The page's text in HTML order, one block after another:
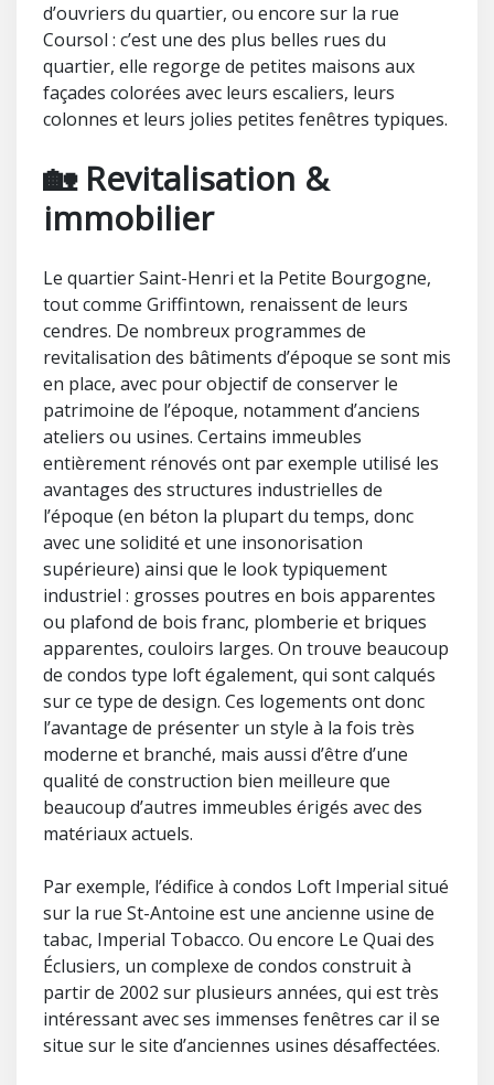
d’ouvriers du quartier, ou encore sur la rue
Coursol : c’est une des plus belles rues du
quartier, elle regorge de petites maisons aux
façades colorées avec leurs escaliers, leurs
colonnes et leurs jolies petites fenêtres typiques.
🏡 Revitalisation &
immobilier
Le quartier Saint-Henri et la Petite Bourgogne,
tout comme Griffintown, renaissent de leurs
cendres. De nombreux programmes de
revitalisation des bâtiments d’époque se sont mis
en place, avec pour objectif de conserver le
patrimoine de l’époque, notamment d’anciens
ateliers ou usines. Certains immeubles
entièrement rénovés ont par exemple utilisé les
avantages des structures industrielles de
l’époque (en béton la plupart du temps, donc
avec une solidité et une insonorisation
supérieure) ainsi que le look typiquement
industriel : grosses poutres en bois apparentes
ou plafond de bois franc, plomberie et briques
apparentes, couloirs larges. On trouve beaucoup
de condos type loft également, qui sont calqués
sur ce type de design. Ces logements ont donc
l’avantage de présenter un style à la fois très
moderne et branché, mais aussi d’être d’une
qualité de construction bien meilleure que
beaucoup d’autres immeubles érigés avec des
matériaux actuels.
Par exemple, l’édifice à condos Loft Imperial situé
sur la rue St-Antoine est une ancienne usine de
tabac, Imperial Tobacco. Ou encore Le Quai des
Éclusiers, un complexe de condos construit à
partir de 2002 sur plusieurs années, qui est très
intéressant avec ses immenses fenêtres car il se
situe sur le site d’anciennes usines désaffectées.